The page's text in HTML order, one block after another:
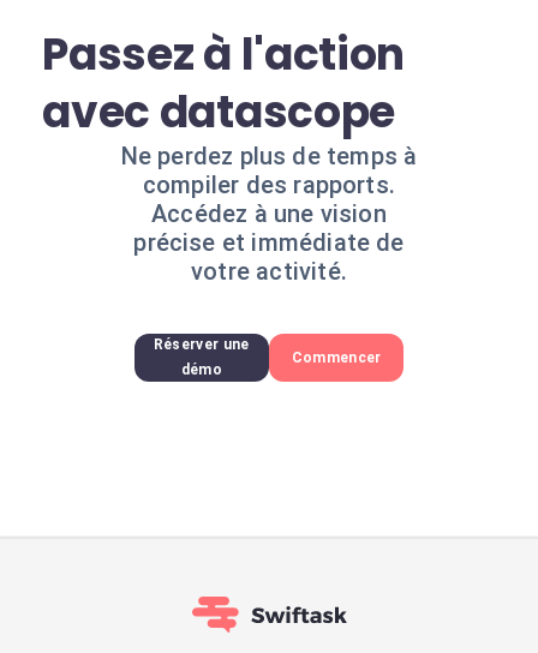
Passez à l'action
avec datascope
Ne perdez plus de temps à
compiler des rapports.
Accédez à une vision
précise et immédiate de
votre activité.
Réserver une
démo
Commencer